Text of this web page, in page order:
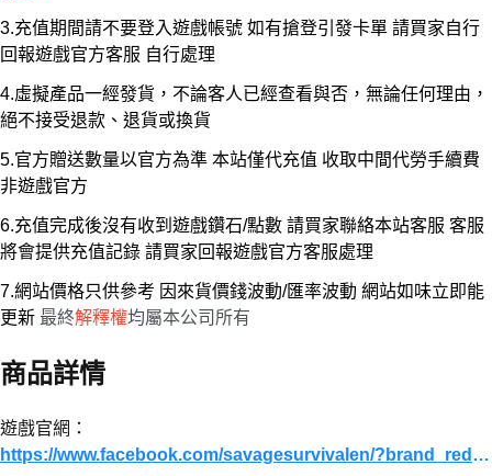
3.充值期間請不要登入遊戲帳號 如有搶登引發卡單 請買家自行
回報遊戲官方客服 自行處理
4.虛擬產品一經發貨，不論客人已經查看與否，無論任何理由，
絕不接受退款、退貨或換貨
5.官方贈送數量以官方為準 本站僅代充值 收取中間代勞手續費
非遊戲官方
6.充值完成後沒有收到遊戲鑽石/點數 請買家聯絡本站客服 客服
將會提供充值記錄 請買家回報遊戲官方客服處理
7.網站價格只供參考 因來貨價錢波動/匯率波動 網站如味立即能
更新 最終解釋權均屬本公司所有
商品詳情
遊戲官網：
https://www.facebook.com/savagesurvivalen/?brand_redir=740737045788033#